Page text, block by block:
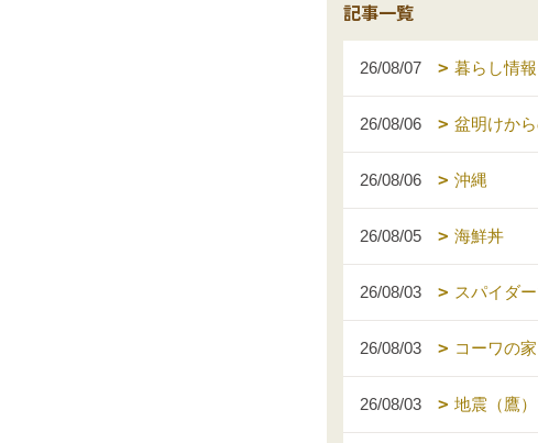
記事一覧
26/08/07 暮らし情報
26/08/06 盆明けか
26/08/06 沖縄
26/08/05 海鮮丼
26/08/03 スパイダ
26/08/03 コーワの
26/08/03 地震（鷹）